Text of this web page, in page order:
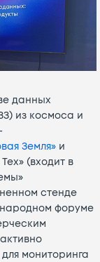
данных
из космоса и
Земля» и
(входит в
стенде
форуме
мониторинга